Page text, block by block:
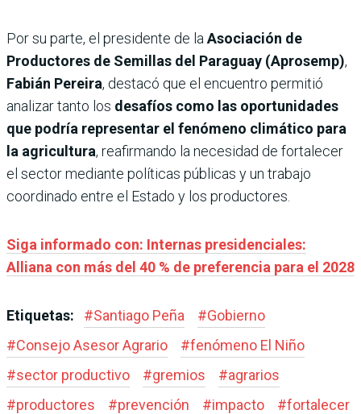
Por su parte, el presidente de la Asociación de
Productores de Semillas del Paraguay (Aprosemp),
Fabián Pereira, destacó que el encuentro permitió
analizar tanto los desafíos como las oportunidades
que podría representar el fenómeno climático para
la agricultura, reafirmando la necesidad de fortalecer
el sector mediante políticas públicas y un trabajo
coordinado entre el Estado y los productores.
Siga informado con: Internas presidenciales:
Alliana con más del 40 % de preferencia para el 2028
Etiquetas: #Santiago Peña #Gobierno
#Consejo Asesor Agrario #fenómeno El Niño
#sector productivo #gremios #agrarios
#productores #prevención #impacto #fortalecer